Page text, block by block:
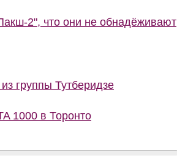
2", что они не обнадёживают
группы Тутберидзе
1000 в Торонто